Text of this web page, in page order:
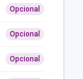
Opcional
Opcional
Opcional